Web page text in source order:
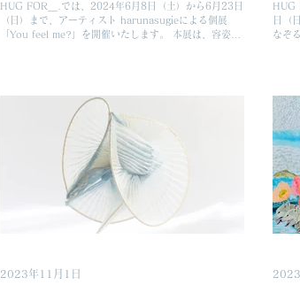
HUG FOR＿.では、2024年6月8日（土）から6月23日
（日）まで、アーティスト harunasugieによる個展
「You feel me?」を開催いたします。 本展は、容姿や
す。 作品はharunasugie自身がコンプレックスとなっ
ていた身体を自ら石膏で模り、ガラスや鏡を用いて抽象
的な造形に変容させた彫刻作品です。抗い切れない現代
社会のリアリティの中でアイデンティティに向き合い生
まれた親密的な想いが込められています。 また物理的
にオブジェとして空間に作品を存在させることで、鏡面
に映り込む自身（鑑賞者）と私たちを取り巻く背景（環
境や社会）の関係性に思考を巡らす体験を引き起こしま
す。皆さまのご来場をお待ちしております。 なお、5月
16日から5月31日までの常設展示期間にて、
HUG
日（
なぞ
2023年11月1日